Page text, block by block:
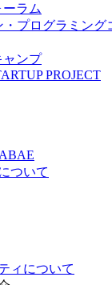
ラム
プログラミング
ャンプ
PROJECT
ついて
ィについて